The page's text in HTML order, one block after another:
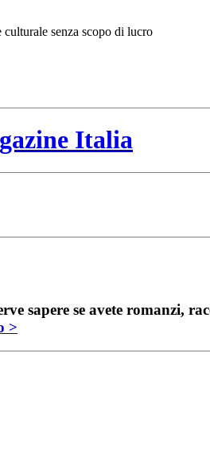
senza scopo di lucro
Italia
sapere se avete romanzi,
>